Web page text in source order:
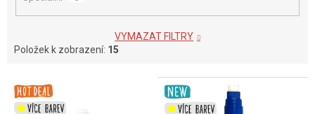
VYMAZAT FILTRY
Položek k zobrazení: 15
V